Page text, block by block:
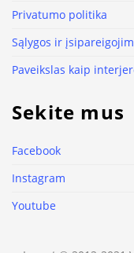
Privatumo politika
Sąlygos ir
Paveikslas kaip
Sekite mus
Facebook
Instagram
Youtube